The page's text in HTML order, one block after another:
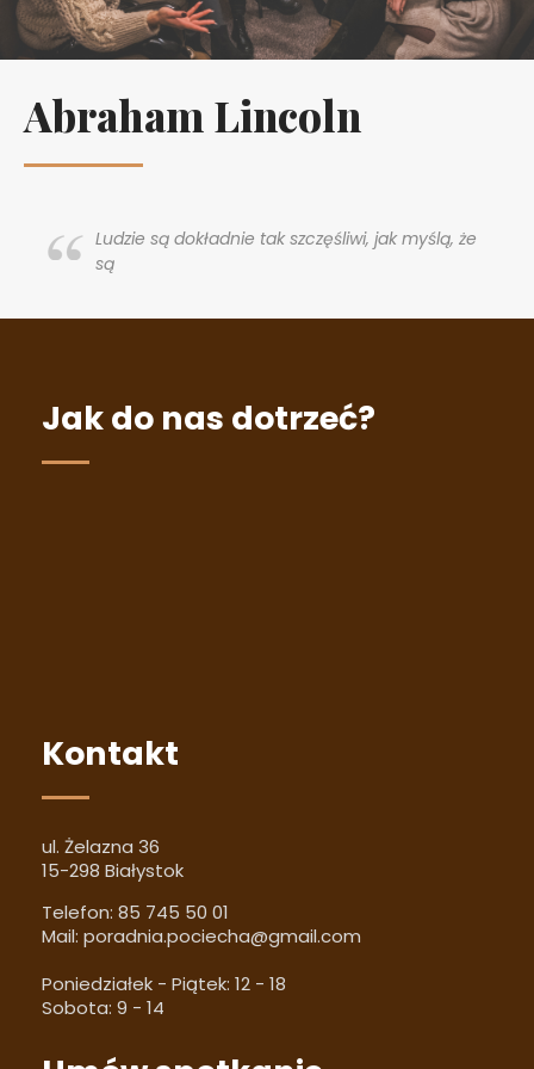
Abraham Lincoln
Ludzie są dokładnie tak szczęśliwi, jak myślą, że
są
Jak do nas dotrzeć?
Kontakt
ul. Żelazna 36
15-298 Białystok
Telefon: 85 745 50 01
Mail: poradnia.pociecha@gmail.com
Poniedziałek - Piątek: 12 - 18
Sobota: 9 - 14